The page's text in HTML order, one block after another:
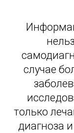
случае
только
диагноза